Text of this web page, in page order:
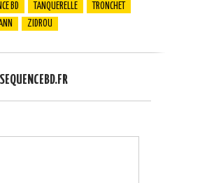
BD TANQUERELLE
TRONCHET
ZIDROU